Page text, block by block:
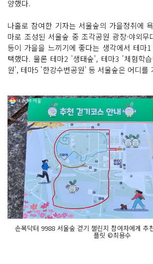
양했다.
나홀로 참여한 기자는 서울숲의 가을정취에
마로 조성된 서울숲 중 조각공원 광장·야외무
등이 가을을 느끼기에 좋다는 생각에서 테마1
택했다. 물론 테마2 '생태숲', 테마3 '체험학
원', 테마5 '한강수변공원' 등 서울숲은 어디를
손목닥터 9988 서울숲 걷기 챌린지 참여자에게 추
플릿 ©최용수